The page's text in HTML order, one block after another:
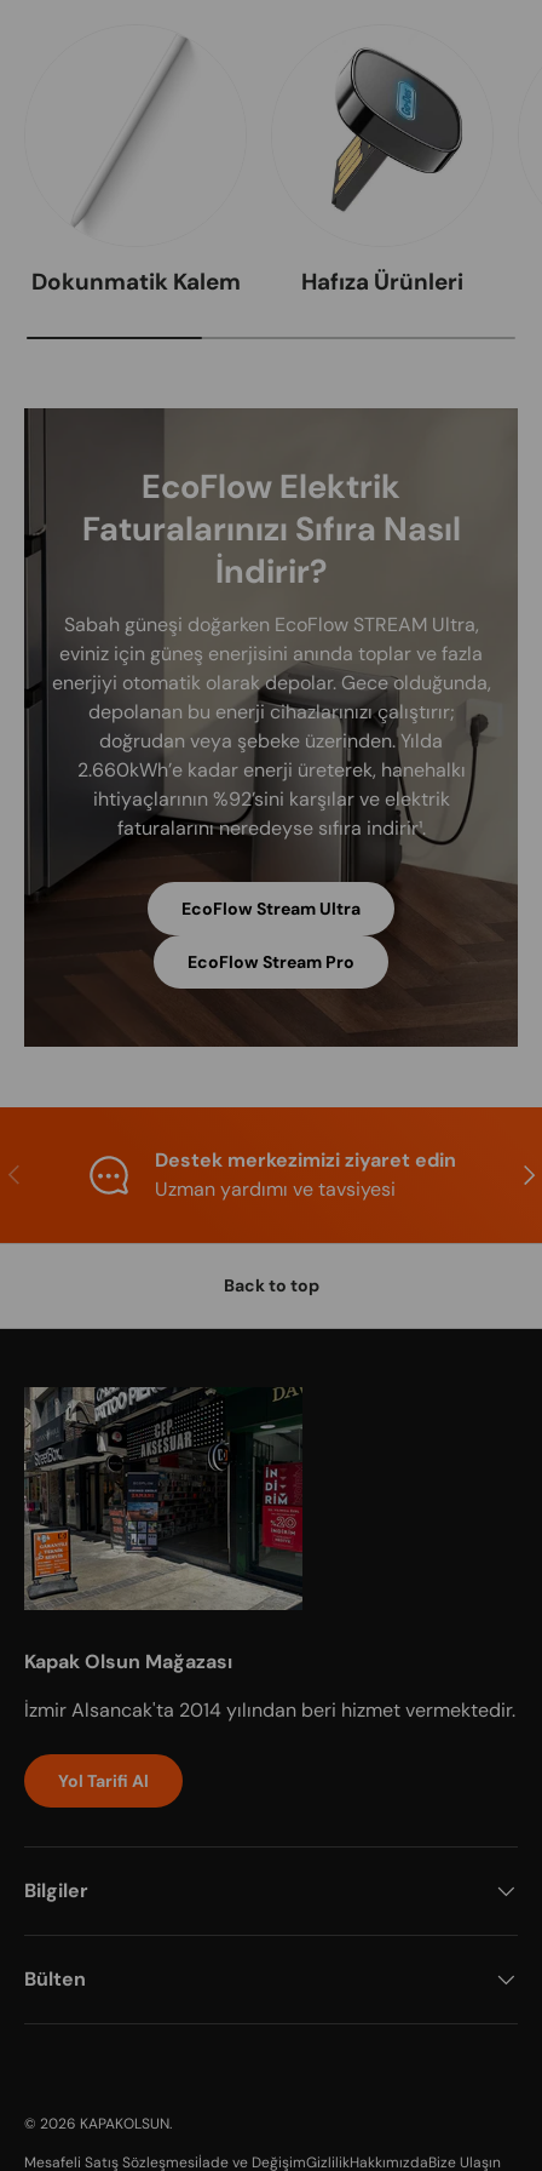
Dokunmatik Kalem Hafıza Ürünleri
EcoFlow Elektrik
Faturalarınızı Sıfıra Nasıl
İndirir?
Sabah güneşi doğarken EcoFlow STREAM Ultra,
eviniz için güneş enerjisini anında toplar ve fazla
enerjiyi otomatik olarak depolar. Gece olduğunda,
depolanan bu enerji cihazlarınızı çalıştırır;
doğrudan veya şebeke üzerinden. Yılda
2.660kWh’e kadar enerji üreterek, hanehalkı
ihtiyaçlarının %92’sini karşılar ve elektrik
faturalarını neredeyse sıfıra indirir¹.
EcoFlow Stream Ultra
EcoFlow Stream Pro
Previous
Destek merkezimizi ziyaret edin
Uzman yardımı ve tavsiyesi
Back to top
Kapak Olsun Mağazası
İzmir Alsancak'ta 2014 yılından beri hizmet vermektedir.
Yol Tarifi Al
Bilgiler
Bülten
© 2026 KAPAKOLSUN.
Mesafeli Satış Sözleşmesiİade ve DeğişimGizlilikHakkımızdaBize Ulaşın